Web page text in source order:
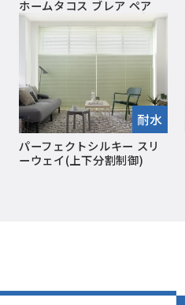
ホームタコス ブレア ペア
耐水
パーフェクトシルキー スリ
ーウェイ(上下分割制御)